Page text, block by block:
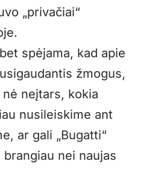
„privačiai“
spėjama, kad apie
žmogus,
neįtars, kokia
nusileiskime ant
ar gali „Bugatti“
nei naujas